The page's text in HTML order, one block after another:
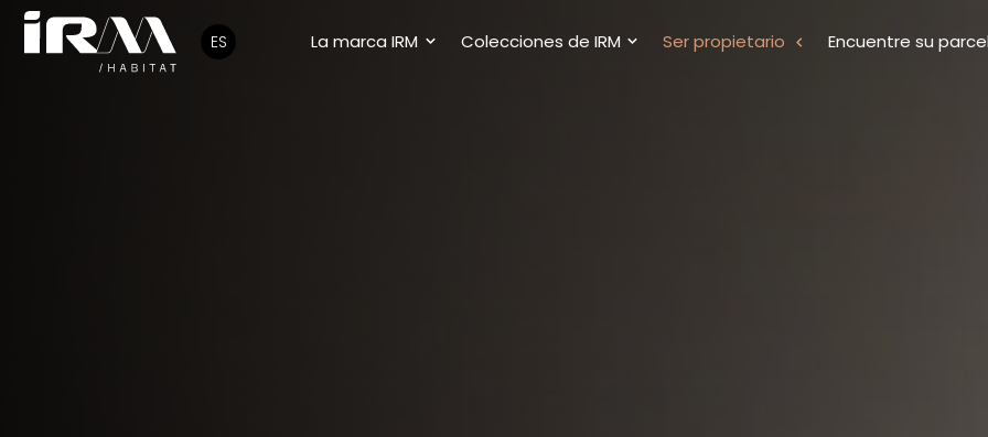
ES La marca IRM Colecciones de IRM Ser propietario Encuentre su